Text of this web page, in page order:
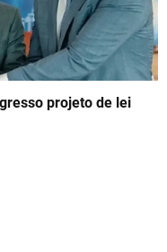
projeto de lei